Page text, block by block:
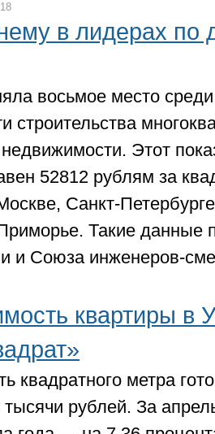
в лидерах по
восьмое место
строительства
Этот
52812 рублям за
Санкт-
Такие данные
и Союза инженеров-
квартиры в
квадратного метра
рублей. За